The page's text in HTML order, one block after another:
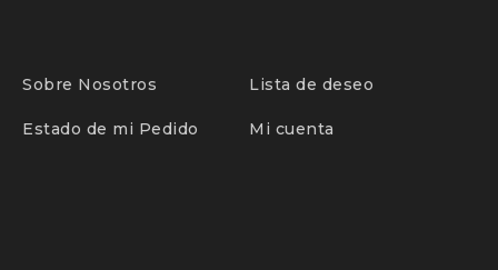
Sobre Nosotros Lista de deseo
Estado de mi Pedido Mi cuenta